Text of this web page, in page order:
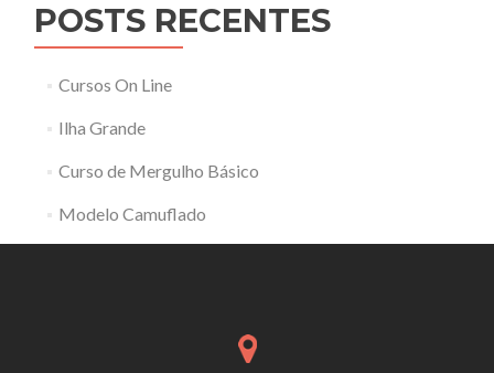
POSTS RECENTES
Cursos On Line
Ilha Grande
Curso de Mergulho Básico
Modelo Camuflado